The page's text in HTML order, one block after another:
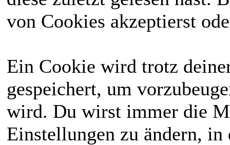
von Cookies akzeptierst
Ein Cookie wird trotz
gespeichert, um
wird. Du wirst immer die
Einstellungen zu ändern,